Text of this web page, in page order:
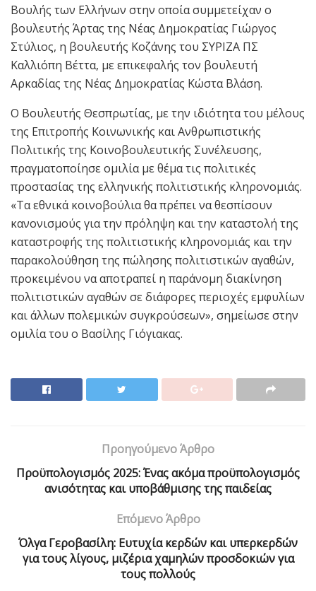
Βουλής των Ελλήνων στην οποία συμμετείχαν ο
βουλευτής Άρτας της Νέας Δημοκρατίας Γιώργος
Στύλιος, η βουλευτής Κοζάνης του ΣΥΡΙΖΑ ΠΣ
Καλλιόπη Βέττα, με επικεφαλής τον βουλευτή
Αρκαδίας της Νέας Δημοκρατίας Κώστα Βλάση.
Ο Βουλευτής Θεσπρωτίας, με την ιδιότητα του μέλους
της Επιτροπής Κοινωνικής και Ανθρωπιστικής
Πολιτικής της Κοινοβουλευτικής Συνέλευσης,
πραγματοποίησε ομιλία με θέμα τις πολιτικές
προστασίας της ελληνικής πολιτιστικής κληρονομιάς.
«Τα εθνικά κοινοβούλια θα πρέπει να θεσπίσουν
κανονισμούς για την πρόληψη και την καταστολή της
καταστροφής της πολιτιστικής κληρονομιάς και την
παρακολούθηση της πώλησης πολιτιστικών αγαθών,
προκειμένου να αποτραπεί η παράνομη διακίνηση
πολιτιστικών αγαθών σε διάφορες περιοχές εμφυλίων
και άλλων πολεμικών συγκρούσεων», σημείωσε στην
ομιλία του ο Βασίλης Γιόγιακας.
Προηγούμενο Άρθρο
Προϋπολογισμός 2025: Ένας ακόμα προϋπολογισμός
ανισότητας και υποβάθμισης της παιδείας
Επόμενο Άρθρο
Όλγα Γεροβασίλη: Ευτυχία κερδών και υπερκερδών
για τους λίγους, μιζέρια χαμηλών προσδοκιών για
τους πολλούς